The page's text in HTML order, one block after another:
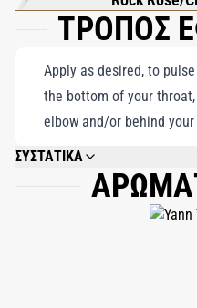
ΤΡΟΠΟΣ
Apply as desired, to
the bottom of your
elbow and/or behind your
ΣΥΣΤΑΤΙΚΑ
ALCOHOL DENAT., FRAGRANCE
LINALOOL, CINNAMYL ALCOHOL,
GERANIOL, EUGENOL, COUMARIN,